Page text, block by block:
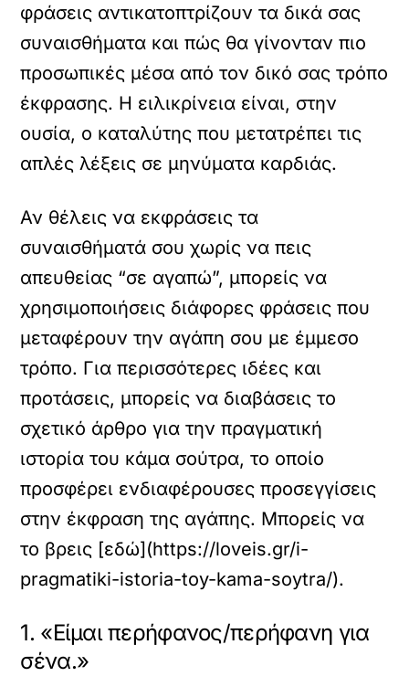
φράσεις αντικατοπτρίζουν τα δικά σας
συναισθήματα και πώς θα γίνονταν πιο
προσωπικές μέσα από τον δικό σας τρόπο
έκφρασης. Η ειλικρίνεια είναι, στην
ουσία, ο καταλύτης που μετατρέπει τις
απλές λέξεις σε μηνύματα καρδιάς.
Αν θέλεις να εκφράσεις τα
συναισθήματά σου χωρίς να πεις
απευθείας “σε αγαπώ”, μπορείς να
χρησιμοποιήσεις διάφορες φράσεις που
μεταφέρουν την αγάπη σου με έμμεσο
τρόπο. Για περισσότερες ιδέες και
προτάσεις, μπορείς να διαβάσεις το
σχετικό άρθρο για την πραγματική
ιστορία του κάμα σούτρα, το οποίο
προσφέρει ενδιαφέρουσες προσεγγίσεις
στην έκφραση της αγάπης. Μπορείς να
το βρεις [εδώ](https://loveis.gr/i-
pragmatiki-istoria-toy-kama-soytra/).
1. «Είμαι περήφανος/περήφανη για
σένα.»